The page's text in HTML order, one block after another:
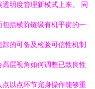
明度管理新模式上来。 同
括横阶链级有机平衡的一
的可备及检验可信性机制
层视角如何调整已致良性
以点环节完身操作能够重